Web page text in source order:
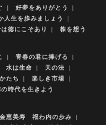
好夢をありがとう
人生を歩みましょう
徳にこそあり 株を想う
青春の君に捧げる
水は生命
天の法
たち
楽しき市場
時代を生きよう
恵美寿 福わ内の歩み